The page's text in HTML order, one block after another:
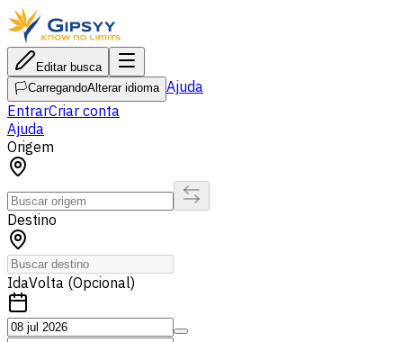
Editar busca
🏳️CarregandoAlterar idioma Ajuda
EntrarCriar conta
Ajuda
Origem
Destino
IdaVolta (Opcional)